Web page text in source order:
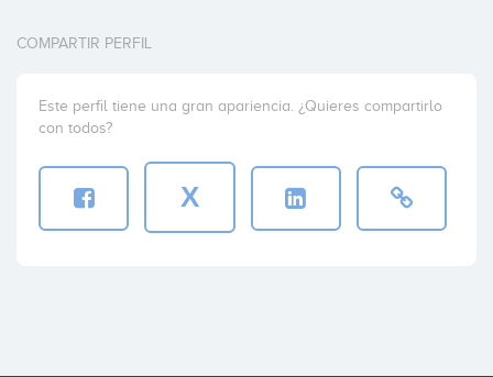
COMPARTIR PERFIL
Este perfil tiene una gran apariencia. ¿Quieres compartirlo
con todos?
X